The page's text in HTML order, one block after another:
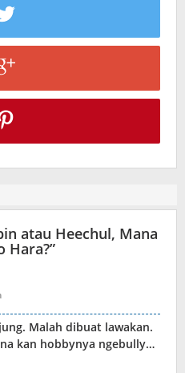
atau Heechul, Mana
Hara?”
Malah dibuat lawakan.
kan hobbynya ngebully…